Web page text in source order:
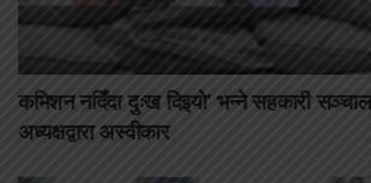
कमिशन नदिँदा दुःख दिइयो’ भन्ने सहकारी
अध्यक्षद्वारा अस्वीकार